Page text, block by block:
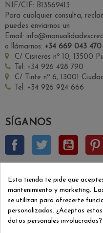
NIF/CIF: B13569413
Para cualquier consulta,
puedes enviarnos un
Email:
o llámarnos: +34 669 043 470
C/ Cisneros nº 10, 13500
Tel: +34 926 428 790
C/ Tinte nº 6, 13001
Tel: +34 926 924 666
SÍGANOS
Facebook Twitter YouTube
BOLETÍN
Esta tienda te pide que
mantenimiento y marketing.
se utilizan para ofrecerte
personalizados. ¿Aceptas
datos personales involucrados?